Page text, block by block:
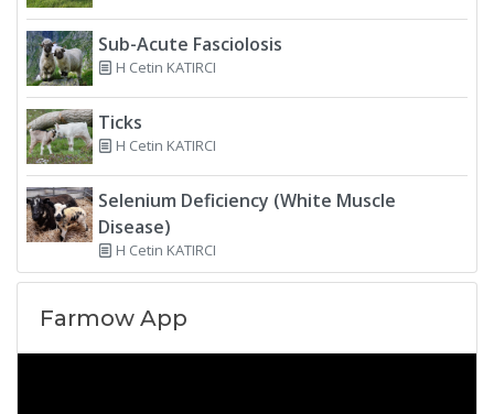
Sub-Acute Fasciolosis
H Cetin KATIRCI
Ticks
H Cetin KATIRCI
Selenium Deficiency (White Muscle
Disease)
H Cetin KATIRCI
Farmow App